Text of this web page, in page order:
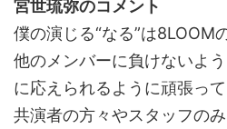
宮世琉弥のコメント
僕の演じる“なる”は8LOOM
他のメンバーに負けないよ
に応えられるように頑張っ
共演者の方々やスタッフの